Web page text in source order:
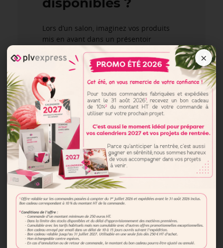
×
Lors d’un salon, imaginez vos produits
mis en avant dans un présentoir
personnalisé aux couleurs de votre
marque. Ce support attire l’attention dès
le premier regard. Ces derniers,
véritables atouts de la PLV, offrent une
visibilité optimale à vos produits.
Conçus pour exposer flyers, brochures
ou produits vedettes, ils transforment un
simple stand en un véritable espace
d’interaction pour vos adhérents. Leur
personnalisation permet d’adapter
parfaitement chaque support à l’identité
visuelle de l’entreprise.
Après avoir exploré les présentoirs,
intéressons-nous aux produits qui
laissent une empreinte durable.
Les calendriers et agendas garantissent